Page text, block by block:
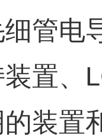
管电
置、
装置